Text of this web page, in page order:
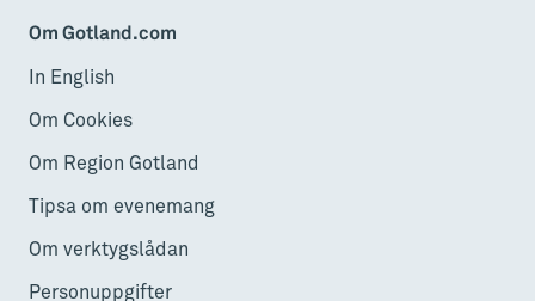
Om Gotland.com
In English
Om Cookies
Om Region Gotland
Tipsa om evenemang
Om verktygslådan
Personuppgifter